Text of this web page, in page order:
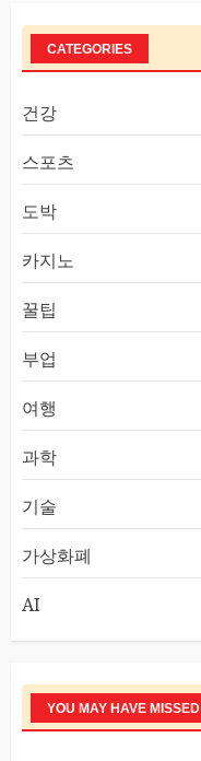
CATEGORIES
건강
스포츠
도박
카지노
꿀팁
부업
여행
과학
기술
가상화폐
AI
YOU MAY HAVE MISSED